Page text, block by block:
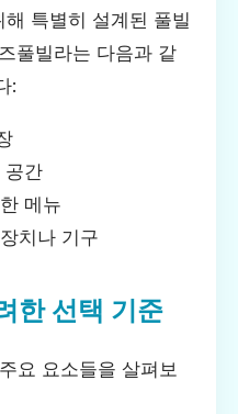
특별히 설계된 풀빌
풀빌라는 다음과 같
:
공간
메뉴
치나 기구
한 선택 기준
요 요소들을 살펴보